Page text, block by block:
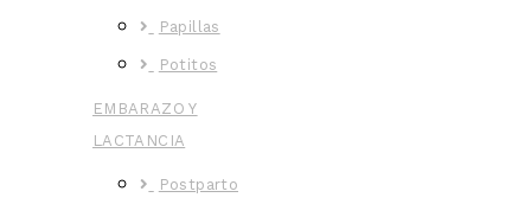
Papillas
Potitos
EMBARAZO Y
LACTANCIA
Postparto